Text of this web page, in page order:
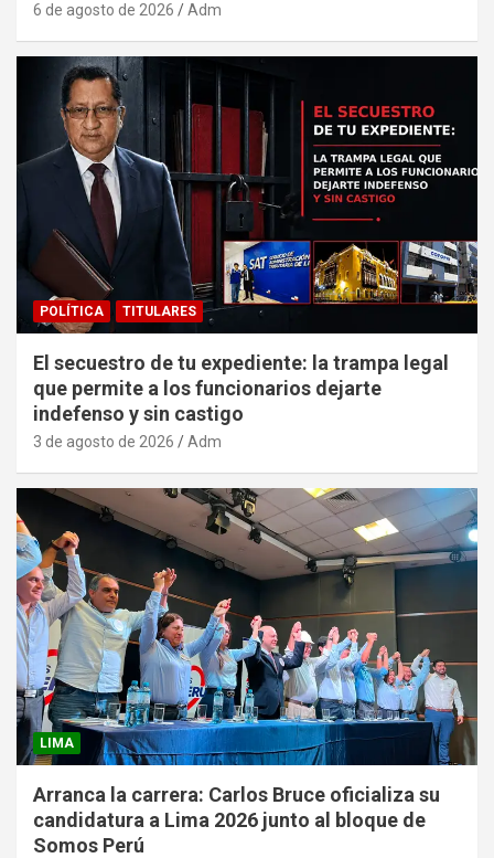
6 de agosto de 2026 Adm
POLÍTICA TITULARES
El secuestro de tu expediente: la trampa legal
que permite a los funcionarios dejarte
indefenso y sin castigo
3 de agosto de 2026 Adm
LIMA
Arranca la carrera: Carlos Bruce oficializa su
candidatura a Lima 2026 junto al bloque de
Somos Perú